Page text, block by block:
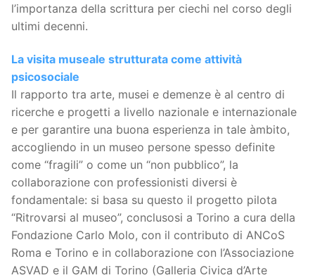
l’importanza della scrittura per ciechi nel corso degli
ultimi decenni.
La visita museale strutturata come attività
psicosociale
Il rapporto tra arte, musei e demenze è al centro di
ricerche e progetti a livello nazionale e internazionale
e per garantire una buona esperienza in tale àmbito,
accogliendo in un museo persone spesso definite
come “fragili” o come un “non pubblico”, la
collaborazione con professionisti diversi è
fondamentale: si basa su questo il progetto pilota
“Ritrovarsi al museo”, conclusosi a Torino a cura della
Fondazione Carlo Molo, con il contributo di ANCoS
Roma e Torino e in collaborazione con l’Associazione
ASVAD e il GAM di Torino (Galleria Civica d’Arte